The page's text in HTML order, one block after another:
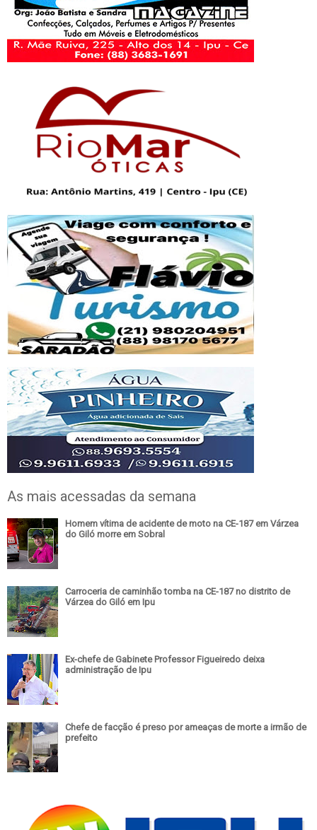
As mais acessadas da semana
Homem vítima de acidente de moto na CE-187 em Várzea
do Giló morre em Sobral
Carroceria de caminhão tomba na CE-187 no distrito de
Várzea do Giló em Ipu
Ex-chefe de Gabinete Professor Figueiredo deixa
administração de Ipu
Chefe de facção é preso por ameaças de morte a irmão de
prefeito